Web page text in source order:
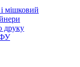
мішковий
друку